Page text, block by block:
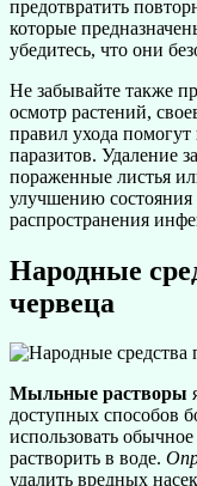
предотвратить
которые
убедитесь, что они
Не забывайте также
осмотр растений,
правил ухода
паразитов. Удаление
пораженные листья
улучшению
распространения
Народные
червеца
Мыльные растворы
доступных способов
использовать
растворить в воде.
удалить вредных